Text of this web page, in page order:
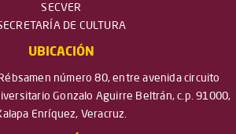
SECVER
DE CULTURA
UBICACIÓN
número 80, entre avenida circuito
Gonzalo Aguirre Beltrán, c.p. 91000,
Enríquez, Veracruz.